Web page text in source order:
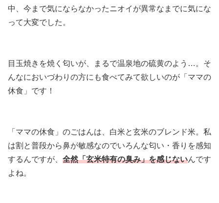
中、今まで気にならなかったニオイが異常なまでに気にな
って大変でした。
目玉焼きを焼く匂いが、まるで温泉地の硫黄のよう…。そ
んなにおいづわりの方にも食べてみて欲しいのが「ママの
休食」です！
「ママの休食」のごはんは、白米と玄米のブレンド米。私
は割と普段から鼻が敏感なのでいろんな匂い・香りを感知
するんですが、 全然「玄米特有の臭み」を感じないんです
よね。